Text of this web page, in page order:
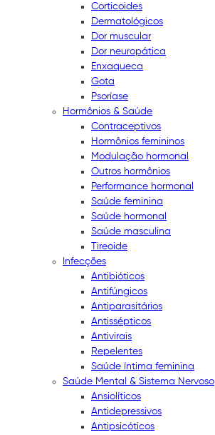
Corticoides
Dermatológicos
Dor muscular
Dor neuropática
Enxaqueca
Gota
Psoríase
Hormônios & Saúde
Contraceptivos
Hormônios femininos
Modulação hormonal
Outros hormônios
Performance hormonal
Saúde feminina
Saúde hormonal
Saúde masculina
Tireoide
Infecções
Antibióticos
Antifúngicos
Antiparasitários
Antissépticos
Antivirais
Repelentes
Saúde íntima feminina
Saúde Mental & Sistema Nervoso
Ansiolíticos
Antidepressivos
Antipsicóticos